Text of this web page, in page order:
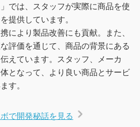
では、スタッフが実際に商品を使
提供しています。
により製品改善にも貢献。また、
評価を通じて、商品の背景にある
えています。スタッフ、メーカ
となって、より良い商品とサービ
す。
で開発秘話を見る